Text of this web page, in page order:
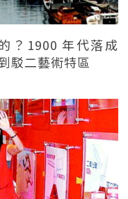
？1900 年代落成
駁二藝術特區